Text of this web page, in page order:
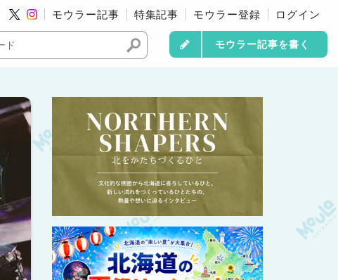
モウラー記事 特集記事 モウラー登録 ログイン
モウラー記事を書く